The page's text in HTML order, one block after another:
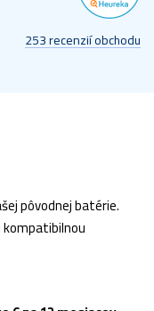
253 recenzií obchodu
pôvodnej batérie.